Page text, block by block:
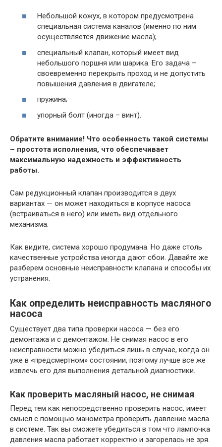
Небольшой кожух, в котором предусмотрена
специальная система каналов (именно по ним
осуществляется движение масла);
специальный клапан, который имеет вид
небольшого поршня или шарика. Его задача –
своевременно перекрыть проход и не допустить
повышения давления в двигателе;
пружина;
упорный болт (иногда – винт).
Обратите внимание! Что особенность такой системы
– простота исполнения, что обеспечивает
максимальную надежность и эффективность
работы.
Сам редукционный клапан производится в двух
вариантах — он может находиться в корпусе насоса
(встраиваться в него) или иметь вид отдельного
механизма.
Как видите, система хорошо продумана. Но даже столь
качественные устройства иногда дают сбои. Давайте же
разберем основные неисправности клапана и способы их
устранения.
Как определить неисправность масляного
насоса
Существует два типа проверки насоса — без его
демонтажа и с демонтажом. Не снимая насос в его
неисправности можно убедиться лишь в случае, когда он
уже в «предсмертном» состоянии, поэтому лучше все же
извлечь его для выполнения детальной диагностики.
Как проверить масляный насос, не снимая
Перед тем как непосредственно проверить насос, имеет
смысл с помощью манометра проверить давление масла
в системе. Так вы сможете убедиться в том что лампочка
давления масла работает корректно и загорелась не зря.